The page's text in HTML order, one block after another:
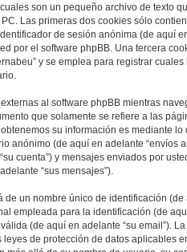
son un pequeño archivo de texto
Las primeras dos cookies sólo
de sesión anónima (de aquí
por el software phpBB. Una tercera
y se emplea para registrar
al software phpBB mientras
que solamente se refiere a las
su información es mediante lo
anónimo (de aquí en adelante “envíos
cuenta”) y mensajes enviados por
“sus mensajes”).
de un nombre único de identificación
empleada para la identificación (de
(de aquí en adelante “su email”).
leyes de protección de datos aplicables